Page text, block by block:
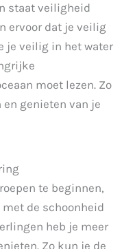
staat veiligheid
ervoor dat je veilig
je veilig in het water
moet lezen. Zo
genieten van je
te beginnen,
de schoonheid
heb je meer
Zo kun je de